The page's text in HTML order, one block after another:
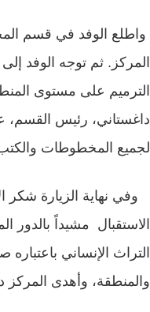
واطلع الوفد في قسم
المركز. ثم توجه الوفد
الترميم على مستوى
داغستاني، رئيس القسم،
لجميع المخطوطات والكتب
وفي نهاية الزيارة شكر
الاستقبال مشيداً بالدور
التراث الإنساني
والمنطقة، وأهدى المركز